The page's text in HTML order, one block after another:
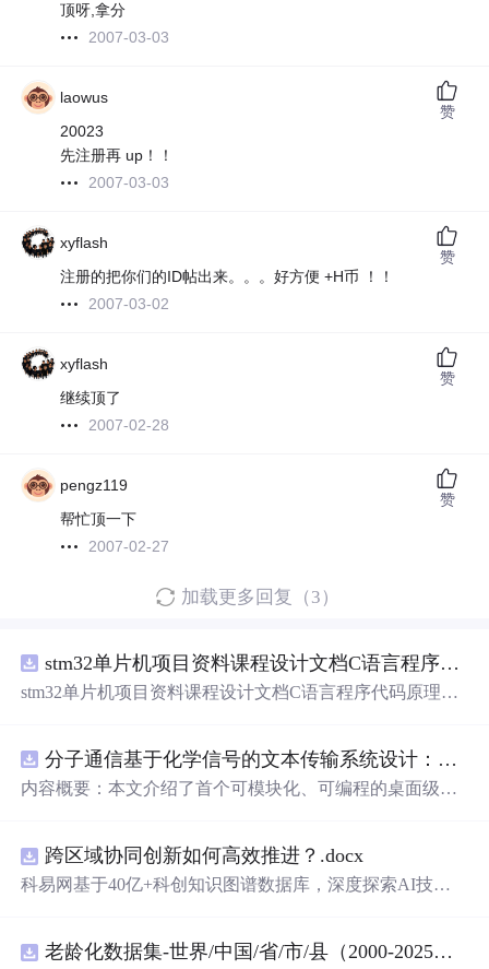
顶呀,拿分
2007-03-03
laowus
20023
先注册再 up！！
2007-03-03
赞
xyflash
注册的把你们的ID帖出来。。。好方便 +H币 ！！
2007-03-02
赞
xyflash
继续顶了
2007-02-28
赞
pengz119
帮忙顶一下
2007-02-27
赞
加载更多回复（3）
stm32单片机项目资料课程设计文档C语言程序代码原理图电路PCB实例无线智能报警器的设计
stm32单片机项目资料课程设计文档C语言程序代码原理图
分子通信基于化学信号的文本传输系统设计：桌面式实验平台实现与非线性特性分析
内容概要：本文介绍了首个可模块化、可编程的桌面级分
扇控制气流，实现了基于化学扩散与流动辅助的通信机
制。研究展示了系统的非线性特性，验证了即使在非理想
验提供了低成本、易复现的硬件平台。; 适合人群：具备电
跨区域协同创新如何高效推进？.docx
科易网基于40亿+科创知识图谱数据库，深度探索AI技术
新领域的AI+数智化解决方案，推动科技创新与产业创新
老龄化数据集-世界/中国/省/市/县（2000-2025年）